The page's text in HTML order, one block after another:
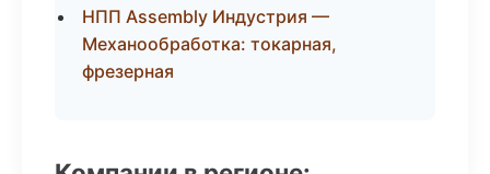
НПП Assembly Индустрия —
Механообработка: токарная,
фрезерная